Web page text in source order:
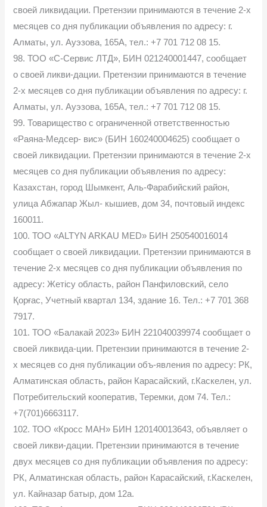
своей ликвидации. Претензии принимаются в течение 2-х
месяцев со дня публикации объявления по адресу: г.
Алматы, ул. Ауэзова, 165А, тел.: +7 701 712 08 15.
98. ТОО «C-Сервис ЛТД», БИН 021240001447, сообщает
о своей ликви-дации. Претензии принимаются в течение
2-х месяцев со дня публикации объявления по адресу: г.
Алматы, ул. Ауэзова, 165А, тел.: +7 701 712 08 15.
99. Товарищество с ограниченной ответственностью
«Раяна-Медсер- вис» (БИН 160240004625) сообщает о
своей ликвидации. Претензии принимаются в течение 2-х
месяцев со дня публикации объявления по адресу:
Казахстан, город Шымкент, Аль-Фарабийский район,
улица Абжапар Жыл- кышиев, дом 34, почтовый индекс
160011.
100. ТОО «ALTYN ARKAU MED» БИН 250540016014
сообщает о своей ликвидации. Претензии принимаются в
течение 2-х месяцев со дня публикации объявления по
адресу: Жетісу область, район Панфиловский, село
Қорғас, Учетный квартал 134, здание 16. Тел.: +7 701 368
7917.
101. ТОО «Балакай 2023» БИН 221040039974 сообщает о
своей ликвида-ции. Претензии принимаются в течение 2-
х месяцев со дня публикации объ-явления по адресу: РК,
Алматинская область, район Карасайский, г.Каскелен, ул.
Потребительский кооператив, Теремки, дом 74. Тел.:
+7(701)6663117.
102. ТОО «Кросс МАН» БИН 120140013643, объявляет о
своей ликви-дации. Претензии принимаются в течение
двух месяцев со дня публикации объявления по адресу:
РК, Алматинская область, район Карасайский, г.Каскелен,
ул. Кайназар батыр, дом 12а.